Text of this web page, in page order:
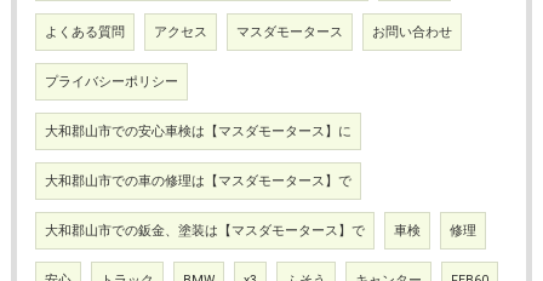
よくある質問 アクセス マスダモータース お問い合わせ
プライバシーポリシー
大和郡山市での安心車検は【マスダモータース】に
大和郡山市での車の修理は【マスダモータース】で
大和郡山市での鈑金、塗装は【マスダモータース】で 車検 修理